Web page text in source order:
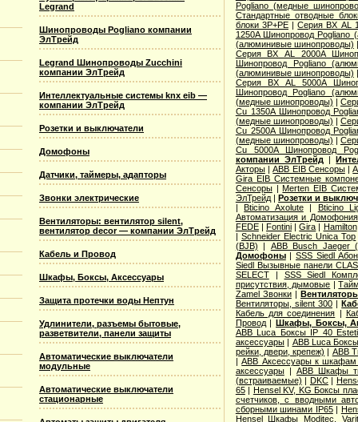
Legrand
Шинопроводы Pogliano компании
ЭлТрейд
Legrand Шинопроводы Zucchini
компании ЭлТрейд
Интеллектуальные системы knx eib —
компании ЭлТрейд
Розетки и выключатели
Домофоны
Датчики, таймеры, адапторы
Звонки электрические
Вентиляторы: вентилятор silent,
вентилятор decor — компании ЭлТрейд
Кабель и Провод
Шкафы, Боксы, Аксессуары
Защита протечки воды Нептун
Удлинители, разъемы бытовые,
разветвители, панели защиты
Автоматические выключатели
модульные
Автоматические выключатели
стационарные
Pogliano (медные
Стандартные отводные
блоки 3P+PE|Серия ВХ AL
1250A Шинопровод
(алюминивые шинопроводы)
Серия ВХ AL 2000A
Шинопровод Pogliano
(алюминивые шинопроводы)
Серия ВХ AL 5000A
Шинопровод Pogliano
(медные шинопроводы) |
Cu 1350A Шинопровод
(медные шинопроводы) |
Cu 2500A Шинопровод
(медные шинопроводы) |
Cu 5000A Шинопровод
компании ЭлТрейд |
Акторы|ABB EIB Сенсоры|
Gira EIB Системные
Сенсоры|Merten EIB
ЭлТрейд|Розетки и
|Bticino Axolute| Bticino
Автоматизация и Домофония
FEDE|Fontini |Gira | Hamilton
| Schneider Electric Unica Top
(BJB) | АВВ Busch Jaeger
Домофоны|SSS Siedl
Siedl Вызывные панели
SELECT| SSS Siedl
присутствия, дымовые |
Zamel Звонки|
Вентиляторы, silent 300 |
Кабель для соединения |
Провод| Шкафы, Боксы,
ABB Luca Боксы IP 40
аксессуары| ABB Luca
рейки, двери, крепеж) | ABB
|ABB Аксессуары к шкафам
аксессуары| ABB Шкафы
(встраиваемые) | DKC|
65| Hensel KV, KG Боксы
счетчиков, с вводными
сборными шинами IP65|
Hensel Шкафы Moditec,